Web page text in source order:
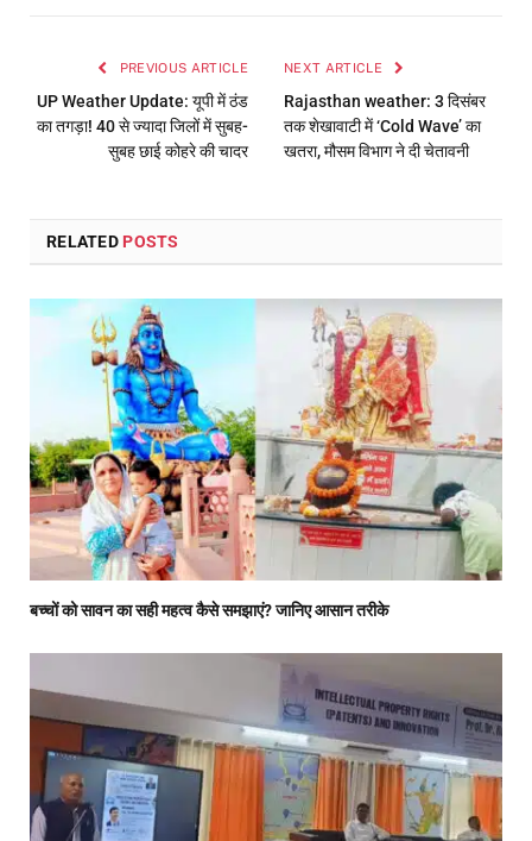
PREVIOUS ARTICLE
UP Weather Update: यूपी में ठंड
का तगड़ा! 40 से ज्यादा जिलों में सुबह-
सुबह छाई कोहरे की चादर
NEXT ARTICLE
Rajasthan weather: 3 दिसंबर
तक शेखावाटी में ‘Cold Wave’ का
खतरा, मौसम विभाग ने दी चेतावनी
RELATED POSTS
बच्चों को सावन का सही महत्व कैसे समझाएं? जानिए आसान तरीके